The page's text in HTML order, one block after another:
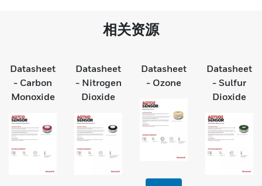
相关资源
Datasheet
- Carbon
Monoxide
Datasheet
- Nitrogen
Dioxide
Datasheet
- Ozone
Datasheet
- Sulfur
Dioxide